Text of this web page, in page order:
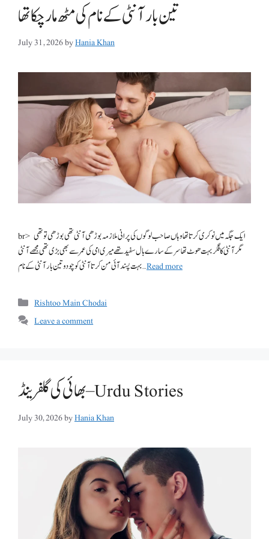
تین بار آنٹی کے نام کی مٹھ مار چکا تھا
July 31, 2026byHania Khan
br> ایک جگہ میں نوکری کرتا تھا وہاں صاحب لوگوں کی پرانی ملازمہ بوڑھی آنٹی تھی بوڑھی تو تھی
مگر آنٹی کا فگر بہت ھوٹ تھا سر کے سارے بال سفید تھے میری امی کی عمر سے بھی بڑی تھی مجھے آنٹی
بہت پسند آئی من کرتا آنٹی کو چودو تین بار آنٹی کے نام …Read more
Categories
Rishtoo Main Chodai
Leave a comment
بھائی کی گلفرینڈ – Urdu Stories
July 30, 2026byHania Khan